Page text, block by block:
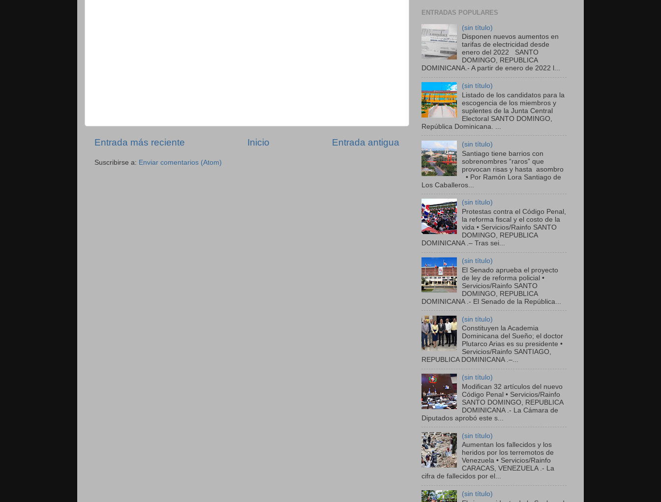
Entrada más reciente Entrada antigua
Inicio
Suscribirse a: Enviar comentarios (Atom)
ENTRADAS POPULARES
(sin título)
Disponen nuevos aumentos en
tarifas de electricidad desde
enero del 2022 SANTO
DOMINGO, REPUBLICA
DOMINICANA.- A partir de enero de 2022 l...
(sin título)
Listado de los candidatos para la
escogencia de los miembros y
suplentes de la Junta Central
Electoral SANTO DOMINGO,
República Dominicana. ...
(sin título)
Santiago tiene barrios con
sobrenombres “raros” que
provocan risas y hasta asombro
• Por Ramón Lora Santiago de
Los Caballeros...
(sin título)
Protestas contra el Código Penal,
la reforma fiscal y el costo de la
vida • Servicios/Rainfo SANTO
DOMINGO, REPUBLICA
DOMINICANA .– Tras sei...
(sin título)
El Senado aprueba el proyecto
de ley de reforma policial •
Servicios/Rainfo SANTO
DOMINGO, REPUBLICA
DOMINICANA .- El Senado de la República...
(sin título)
Constituyen la Academia
Dominicana del Sueño; el doctor
Plutarco Arias es su presidente •
Servicios/Rainfo SANTIAGO,
REPUBLICA DOMINICANA .–...
(sin título)
Modifican 32 artículos del nuevo
Código Penal • Servicios/Rainfo
SANTO DOMINGO, REPUBLICA
DOMINICANA .- La Cámara de
Diputados aprobó este s...
(sin título)
Aumentan los fallecidos y los
heridos por los terremotos de
Venezuela • Servicios/Rainfo
CARACAS, VENEZUELA .- La
cifra de fallecidos por el...
(sin título)